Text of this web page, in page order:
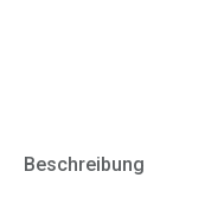
Beschreibung